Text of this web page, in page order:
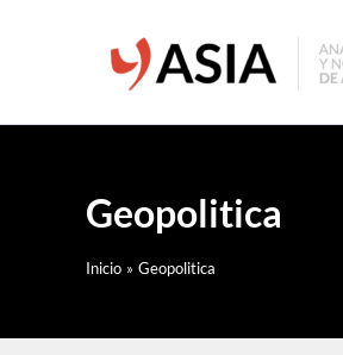
Geopolitica
Inicio Geopolitica